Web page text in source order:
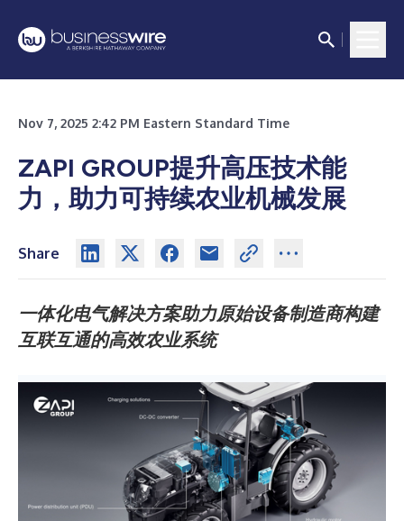
Nov 7, 2025 2:42 PM Eastern Standard Time
ZAPI GROUP提升高压技术能
力，助力可持续农业机械发展
Share
一体化电气解决方案助力原始设备制造商构建
互联互通的高效农业系统